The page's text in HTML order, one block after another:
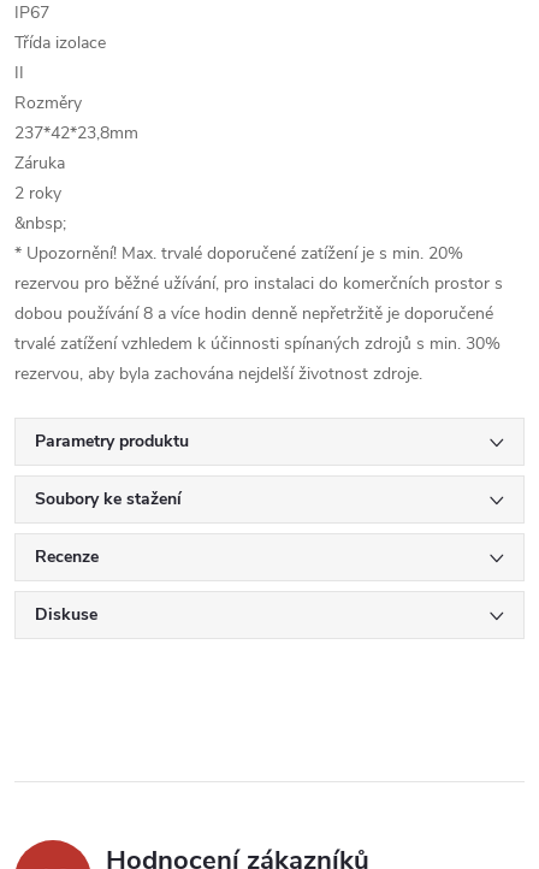
IP67
Třída izolace
II
Rozměry
237*42*23,8mm
Záruka
2 roky
&nbsp;
* Upozornění! Max. trvalé doporučené zatížení je s min. 20%
rezervou pro běžné užívání, pro instalaci do komerčních prostor s
dobou používání 8 a více hodin denně nepřetržitě je doporučené
trvalé zatížení vzhledem k účinnosti spínaných zdrojů s min. 30%
rezervou, aby byla zachována nejdelší životnost zdroje.
Parametry produktu
Soubory ke stažení
Recenze
Diskuse
Hodnocení zákazníků